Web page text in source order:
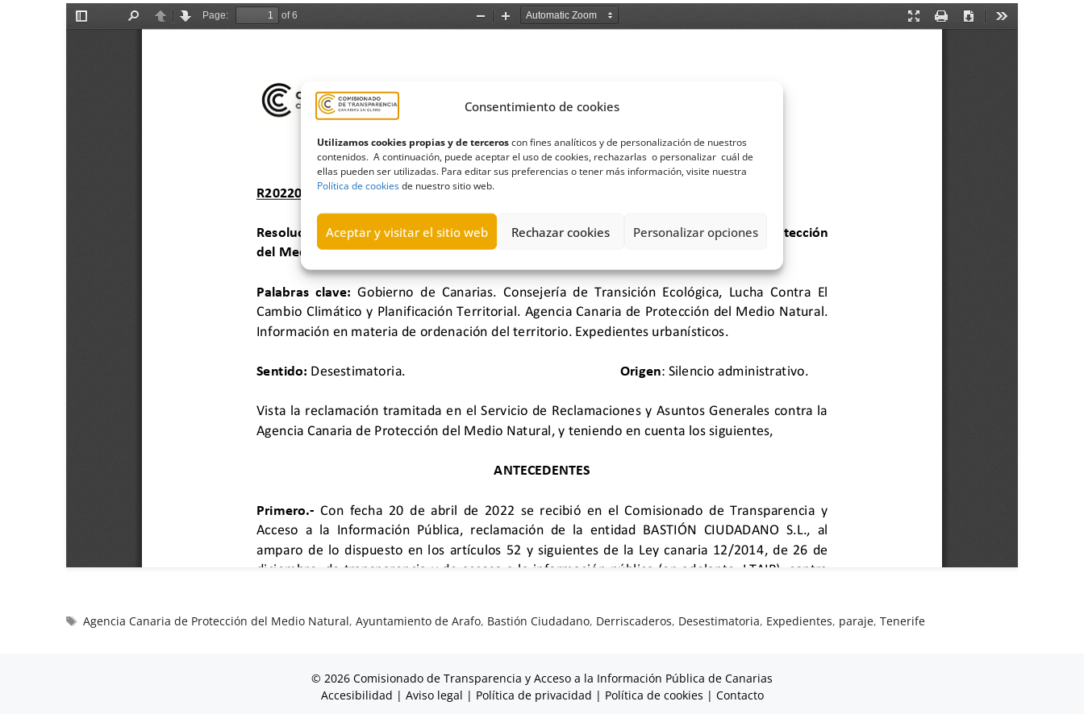
Consentimiento de cookies
Utilizamos cookies propias y de terceroscon fines analíticos y de personalización de nuestros
contenidos. A continuación, puede aceptar el uso de cookies, rechazarlas o personalizar cuál de
ellas pueden ser utilizadas. Para editar sus preferencias o tener más información, visite nuestra
Política de cookiesde nuestro sitio web.
Aceptar y visitar el sitio web Rechazar cookies Personalizar opciones
Agencia Canaria de Protección del Medio Natural,Ayuntamiento de Arafo, Bastión Ciudadano, Derriscaderos, Desestimatoria, Expedientes, paraje,Tenerife
© 2026 Comisionado de Transparencia y Acceso a la Información Pública de Canarias
Accesibilidad | Aviso legal | Política de privacidad | Política de cookies | Contacto